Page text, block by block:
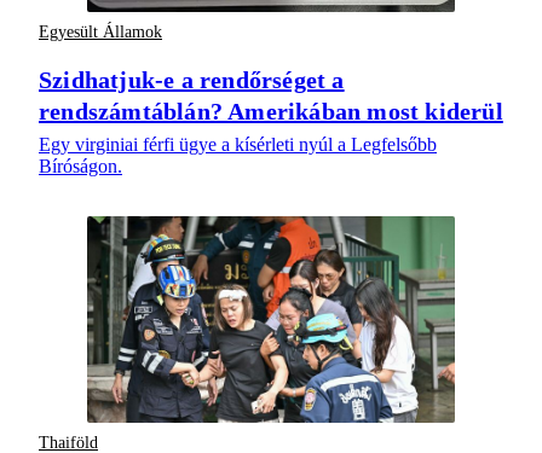
Egyesült Államok
Szidhatjuk-e a rendőrséget a
rendszámtáblán? Amerikában most kiderül
Egy virginiai férfi ügye a kísérleti nyúl a Legfelsőbb
Bíróságon.
Thaiföld